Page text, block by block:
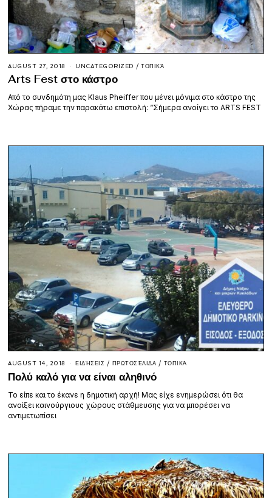
AUGUST 27, 2018 UNCATEGORIZED / ΤΟΠΙΚΆ
Arts Fest στο κάστρο
Από το συνδημότη μας Klaus Pheiffer που μένει μόνιμα στο κάστρο της
Χώρας πήραμε την παρακάτω επιστολή: “Σήμερα ανοίγει το ARTS FEST
AUGUST 14, 2018 ΕΙΔΉΣΕΙΣ / ΠΡΩΤΟΣΈΛΙΔΑ / ΤΟΠΙΚΆ
Πολύ καλό για να είναι αληθινό
Το είπε και το έκανε η δημοτική αρχή! Μας είχε ενημερώσει ότι θα
ανοίξει καινούργιους χώρους στάθμευσης για να μπορέσει να
αντιμετωπίσει